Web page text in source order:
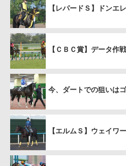
【レパードＳ】ドンエ
【ＣＢＣ賞】データ作
今、ダートでの狙いは
【エルムＳ】ウェイワ